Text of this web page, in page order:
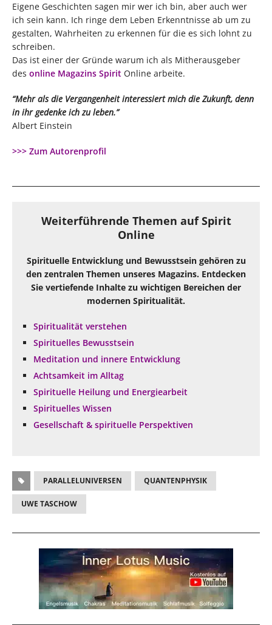
Eigene Geschichten sagen mir wer ich bin, aber auch wer
ich sein kann. Ich ringe dem Leben Erkenntnisse ab um zu
gestalten, Wahrheiten zu erkennen für die es sich lohnt zu
schreiben.
Das ist einer der Gründe warum ich als Mitherausgeber
des online Magazins Spirit Online arbeite.
“Mehr als die Vergangenheit interessiert mich die Zukunft, denn
in ihr gedenke ich zu leben.”
Albert Einstein
>>> Zum Autorenprofil
Weiterführende Themen auf Spirit
Online
Spirituelle Entwicklung und Bewusstsein gehören zu
den zentralen Themen unseres Magazins. Entdecken
Sie vertiefende Inhalte zu wichtigen Bereichen der
modernen Spiritualität.
Spiritualität verstehen
Spirituelles Bewusstsein
Meditation und innere Entwicklung
Achtsamkeit im Alltag
Spirituelle Heilung und Energiearbeit
Spirituelles Wissen
Gesellschaft & spirituelle Perspektiven
PARALLELUNIVERSEN QUANTENPHYSIK
UWE TASCHOW